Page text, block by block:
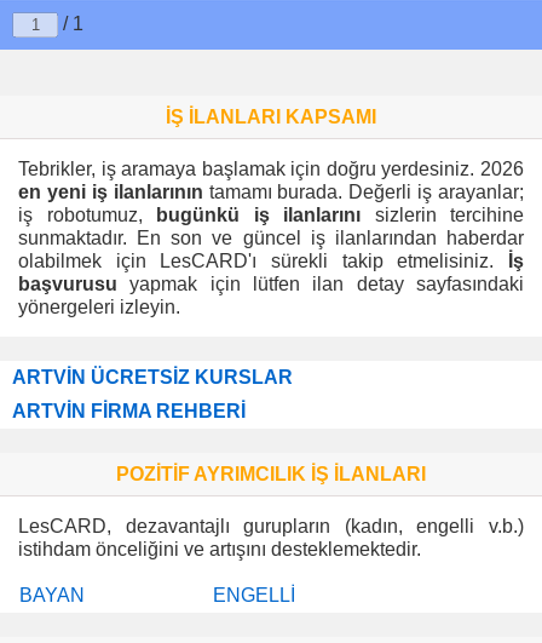
/ 1
İŞ İLANLARI KAPSAMI
Tebrikler, iş aramaya başlamak için doğru yerdesiniz. 2026
en yeni iş ilanlarının tamamı burada. Değerli iş arayanlar;
iş robotumuz,
bugünkü iş ilanlarını sizlerin tercihine
sunmaktadır. En son ve güncel iş ilanlarından haberdar
olabilmek için LesCARD'ı sürekli takip etmelisiniz.
İş
başvurusu yapmak için lütfen ilan detay sayfasındaki
yönergeleri izleyin.
ARTVİN ÜCRETSİZ KURSLAR
ARTVİN FİRMA REHBERİ
POZİTİF AYRIMCILIK İŞ İLANLARI
LesCARD, dezavantajlı gurupların (kadın, engelli v.b.)
istihdam önceliğini ve artışını desteklemektedir.
BAYAN ENGELLİ